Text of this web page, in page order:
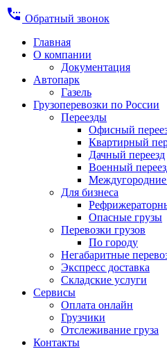
settings_phone Обратный звонок
Главная
О компании
Документация
Автопарк
Газель
Грузоперевозки по России
Переезды
Офисный
Квартирный
Дачный переезд
Военный
Междугородние
Для бизнеса
Опасные грузы
Перевозки грузов
По городу
Негабаритные
Экспресс доставка
Складские услуги
Сервисы
Оплата онлайн
Грузчики
Отслеживание груза
Контакты